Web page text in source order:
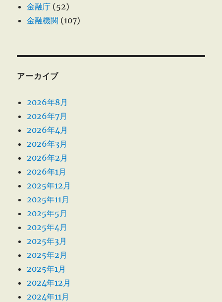
金融庁 (52)
金融機関 (107)
アーカイブ
2026年8月
2026年7月
2026年4月
2026年3月
2026年2月
2026年1月
2025年12月
2025年11月
2025年5月
2025年4月
2025年3月
2025年2月
2025年1月
2024年12月
2024年11月